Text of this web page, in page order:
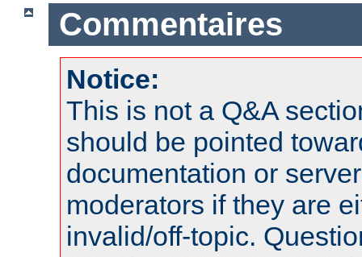
Commentaires
Notice:
This is not a Q&A
should be pointed
documentation or
moderators if they are
invalid/off-topic.